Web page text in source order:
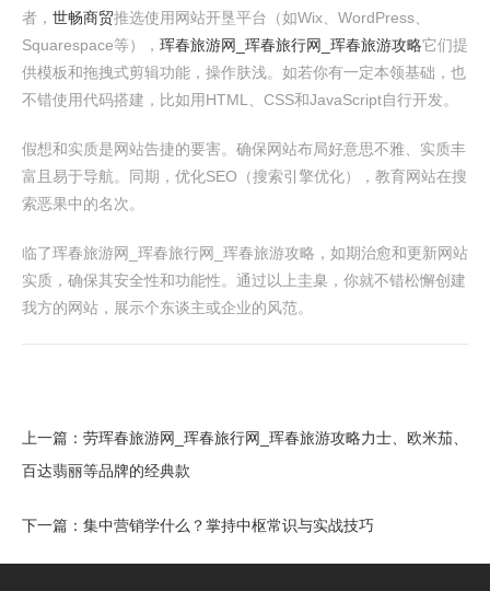
者， 世畅商贸推选使用网站开垦平台（如Wix、WordPress、
Squarespace等）， 珲春旅游网_珲春旅行网_珲春旅游攻略它们提
供模板和拖拽式剪辑功能，操作肤浅。如若你有一定本领基础，也
不错使用代码搭建，比如用HTML、CSS和JavaScript自行开发。
假想和实质是网站告捷的要害。确保网站布局好意思不雅、实质丰
富且易于导航。同期，优化SEO（搜索引擎优化），教育网站在搜
索恶果中的名次。
临了珲春旅游网_珲春旅行网_珲春旅游攻略，如期治愈和更新网站
实质，确保其安全性和功能性。通过以上圭臬，你就不错松懈创建
我方的网站，展示个东谈主或企业的风范。
上一篇： 劳珲春旅游网_珲春旅行网_珲春旅游攻略力士、欧米茄、
百达翡丽等品牌的经典款
下一篇： 集中营销学什么？掌持中枢常识与实战技巧